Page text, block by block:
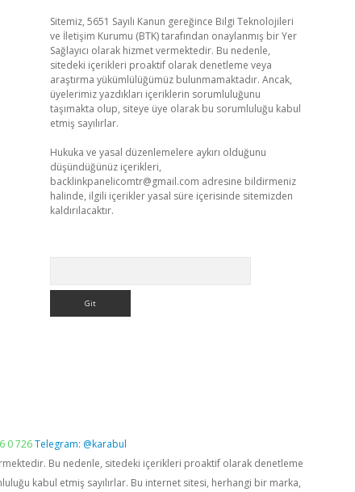
Sitemiz, 5651 Sayılı Kanun gereğince Bilgi Teknolojileri
ve İletişim Kurumu (BTK) tarafından onaylanmış bir Yer
Sağlayıcı olarak hizmet vermektedir. Bu nedenle,
sitedeki içerikleri proaktif olarak denetleme veya
araştırma yükümlülüğümüz bulunmamaktadır. Ancak,
üyelerimiz yazdıkları içeriklerin sorumluluğunu
taşımakta olup, siteye üye olarak bu sorumluluğu kabul
etmiş sayılırlar.
Hukuka ve yasal düzenlemelere aykırı olduğunu
düşündüğünüz içerikleri,
backlinkpanelicomtr@gmail.com adresine bildirmeniz
halinde, ilgili içerikler yasal süre içerisinde sitemizden
kaldırılacaktır.
0 726Telegram: @karabul
Bu nedenle, sitedeki içerikleri proaktif olarak denetleme
kabul etmiş sayılırlar. Bu internet sitesi, herhangi bir marka,